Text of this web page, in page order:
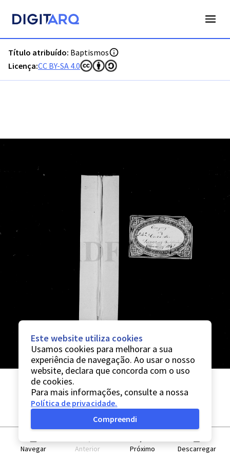
Título atribuído: Baptismos
Licença:CC BY-SA 4.0
Navegar Anterior Próximo Descarregar
Este website utiliza cookies
Usamos cookies para melhorar a sua
experiência de navegação. Ao usar o nosso
website, declara que concorda com o uso
de cookies.
Para mais informações, consulte a nossa
Política de privacidade.
Compreendi